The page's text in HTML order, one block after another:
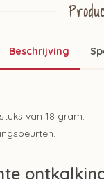
Beschrijving
van 18 gram.